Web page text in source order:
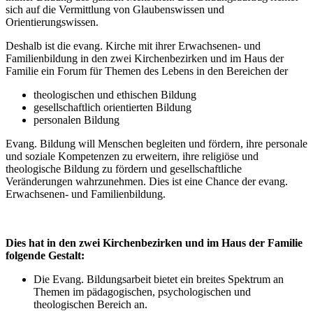
sich auf die Vermittlung von Glaubenswissen und
Orientierungswissen.
Deshalb ist die evang. Kirche mit ihrer Erwachsenen- und
Familienbildung in den zwei Kirchenbezirken und im Haus der
Familie ein Forum für Themen des Lebens in den Bereichen der
theologischen und ethischen Bildung
gesellschaftlich orientierten Bildung
personalen Bildung
Evang. Bildung will Menschen begleiten und fördern, ihre personale
und soziale Kompetenzen zu erweitern, ihre religiöse und
theologische Bildung zu fördern und gesellschaftliche
Veränderungen wahrzunehmen. Dies ist eine Chance der evang.
Erwachsenen- und Familienbildung.
Dies hat in den zwei Kirchenbezirken und im Haus der Familie
folgende Gestalt:
Die Evang. Bildungsarbeit bietet ein breites Spektrum an
Themen im pädagogischen, psychologischen und
theologischen Bereich an.